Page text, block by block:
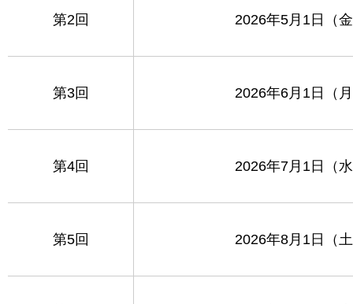
第2回 2026年5月1日（
第3回 2026年6月1日（
第4回 2026年7月1日（
第5回 2026年8月1日（